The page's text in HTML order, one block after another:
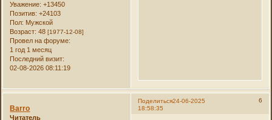
Уважение: +13450
Позитив: +24103
Пол: Мужской
Возраст: 48[1977-12-08]
Провел на форуме:
1 год 1 месяц
Последний визит:
02-08-2026 08:11:19
Поделиться 6
24-06-2025
18:58:35
Barro
Читатель